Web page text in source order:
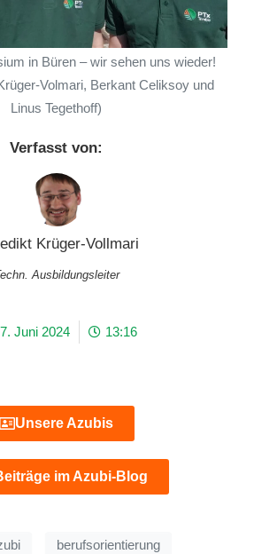
in Büren – wir sehen uns wieder!
Volmari, Berkant Celiksoy und
Linus Tegethoff)
Verfasst von:
Krüger-Vollmari
Ausbildungsleiter
Juni 2024 13:16
Unsere Azubis
im Azubi-Blog
berufsorientierung